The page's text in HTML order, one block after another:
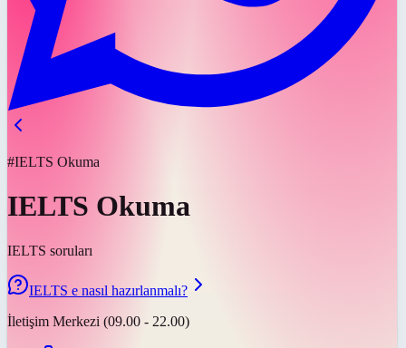
#IELTS Okuma
IELTS Okuma
IELTS soruları
IELTS e nasıl hazırlanmalı?
İletişim Merkezi (09.00 - 22.00)